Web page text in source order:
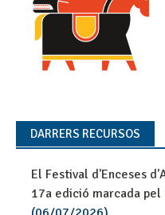
DARRERS RECURSOS
El Festival d'Enceses
17a edició marcada